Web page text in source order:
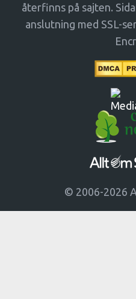
återfinns på sajten.
anslutning med SSL-
© 2006-2026